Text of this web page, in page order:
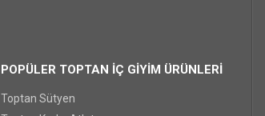
POPÜLER TOPTAN İÇ GİYİM ÜRÜNLERİ
Toptan Sütyen